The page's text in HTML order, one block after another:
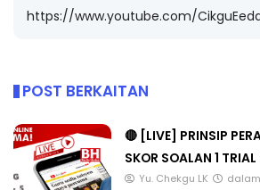
https://www.youtube.com/
POST BERKAITAN
🔴 [LIVE] PRINSIP
SKOR SOALAN 1
Yu. Chekgu LK